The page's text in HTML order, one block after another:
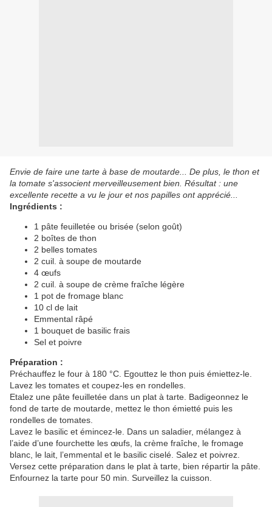
Envie de faire une tarte à base de moutarde... De plus, le thon et
la tomate s'associent merveilleusement bien. Résultat : une
excellente recette a vu le jour et nos papilles ont apprécié...
Ingrédients :
1 pâte feuilletée ou brisée (selon goût)
2 boîtes de thon
2 belles tomates
2 cuil. à soupe de moutarde
4 œufs
2 cuil. à soupe de crème fraîche légère
1 pot de fromage blanc
10 cl de lait
Emmental râpé
1 bouquet de basilic frais
Sel et poivre
Préparation :
Préchauffez le four à 180 °C. Egouttez le thon puis émiettez-le.
Lavez les tomates et coupez-les en rondelles.
Etalez une pâte feuilletée dans un plat à tarte. Badigeonnez le
fond de tarte de moutarde, mettez le thon émietté puis les
rondelles de tomates.
Lavez le basilic et émincez-le. Dans un saladier, mélangez à
l’aide d’une fourchette les œufs, la crème fraîche, le fromage
blanc, le lait, l’emmental et le basilic ciselé. Salez et poivrez.
Versez cette préparation dans le plat à tarte, bien répartir la pâte.
Enfournez la tarte pour 50 min. Surveillez la cuisson.